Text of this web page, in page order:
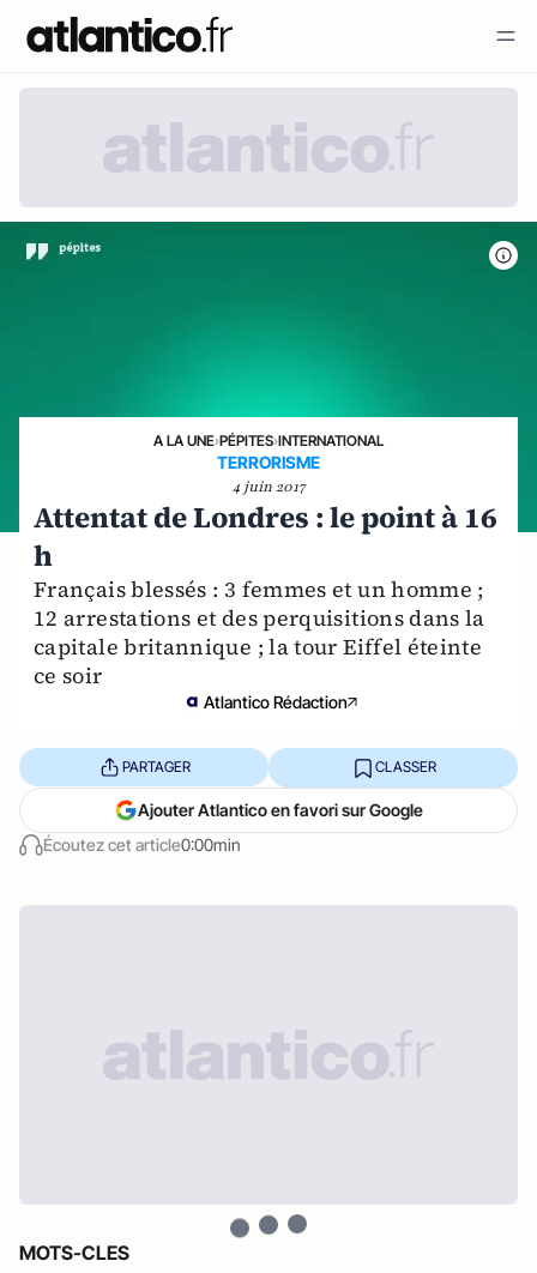
A LA UNE›PÉPITES›INTERNATIONAL
TERRORISME
4 juin 2017
Attentat de Londres : le point à 16
h
Français blessés : 3 femmes et un homme ;
12 arrestations et des perquisitions dans la
capitale britannique ; la tour Eiffel éteinte
ce soir
Atlantico Rédaction
Écoutez cet article0:00min
PARTAGER CLASSER
Ajouter Atlantico en favori sur Google
MOTS-CLES